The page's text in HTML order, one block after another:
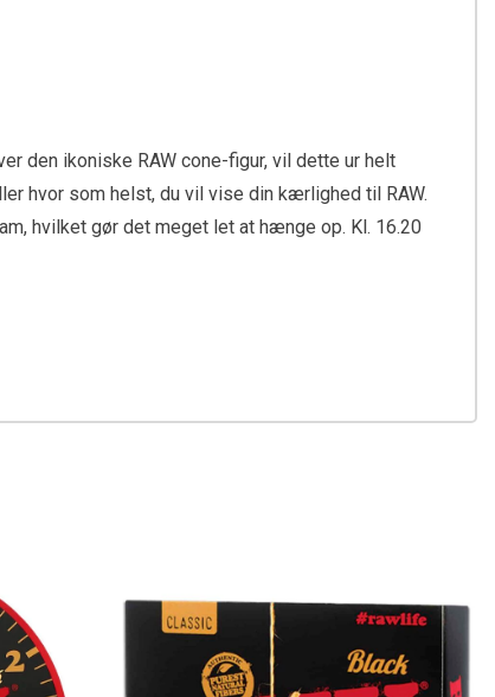
den ikoniske RAW cone-figur, vil dette ur helt
hvor som helst, du vil vise din kærlighed til RAW.
hvilket gør det meget let at hænge op. Kl. 16.20